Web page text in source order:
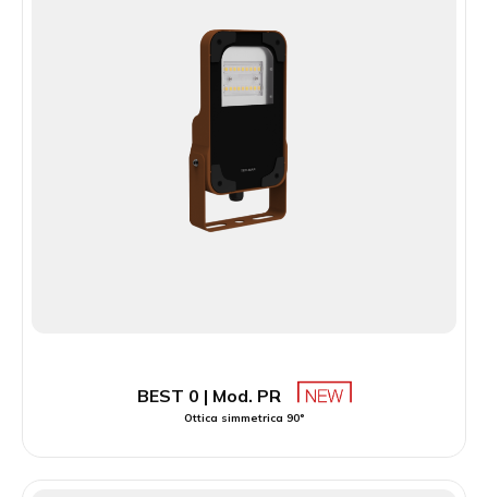
BEST 0 | Mod. PR
Ottica simmetrica 90°